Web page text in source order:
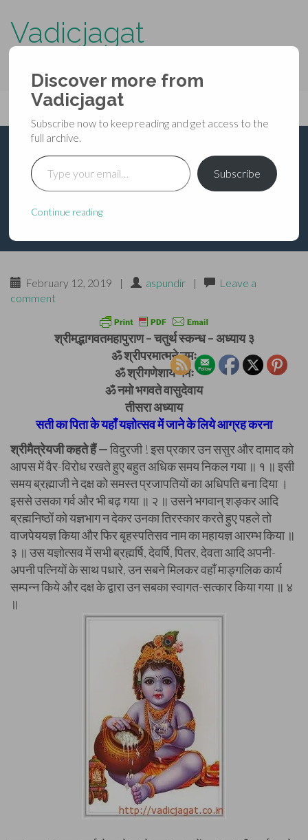
Vadicjagat
Primary
Menu
content
Vadicjagat
श्रीमद्भागवतमहापुराण – चतुर्थ
स्कन्ध – अध्याय ३
February 12, 2019 | aspundir |
Leave a
comment
श्रीमद्भागवतमहापुराण – चतुर्थ स्कन्ध – अध्याय ३
ॐ श्रीपरमात्मने नमः
ॐ श्रीगणेशाय नमः
ॐ नमो भगवते वासुदेवाय
तीसरा अध्याय
सती का पिता के यहाँ यज्ञोत्सव में जाने के लिये आग्रह करना
श्रीमैत्रेयजी कहते हैं —विदुरजी ! इस प्रकार उन ससुर और दामाद को
आपस में वैर-विरोध रखते हुए बहुत अधिक समय निकल गया ॥ १ ॥ इसी
समय ब्रह्माजी ने दक्ष को समस्त प्रजापतियों का अधिपति बना दिया ।
इससे उसका गर्व और भी बढ़ गया ॥ २ ॥ उसने भगवान् शङ्कर आदि
ब्रह्मनिष्ठों को यज्ञभाग न देकर उनका तिरस्कार करते हुए पहले तो
वाजपेययज्ञ किया और फिर बृहस्पतिसव नाम का महायज्ञ आरम्भ किया ॥
३ ॥ उस यज्ञोत्सव में सभी ब्रह्मर्षि, देवर्षि, पितर, देवता आदि अपनी-
अपनी पत्नियों के साथ पधारे, उन सबने मिलकर वहाँ माङ्गलिक कार्य
सम्पन्न किये और दक्ष के द्वारा उन सबका स्वागत-सत्कार किया गया ॥ ४
॥
Discover more from
Vadicjagat
Subscribe now to keep reading and get access to the
full archive.
Type your email…
Subscribe
Continue reading